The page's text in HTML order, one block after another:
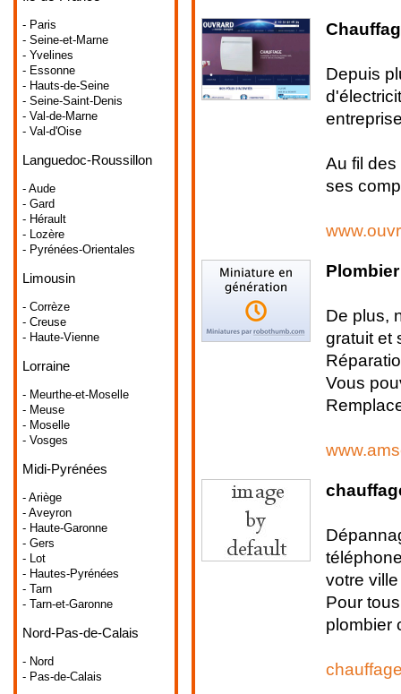
- Paris
- Seine-et-Marne
- Yvelines
- Essonne
- Hauts-de-Seine
- Seine-Saint-Denis
- Val-de-Marne
- Val-d'Oise
Languedoc-Roussillon
- Aude
- Gard
- Hérault
- Lozère
- Pyrénées-Orientales
Limousin
- Corrèze
- Creuse
- Haute-Vienne
Lorraine
- Meurthe-et-Moselle
- Meuse
- Moselle
- Vosges
Midi-Pyrénées
- Ariège
- Aveyron
- Haute-Garonne
- Gers
- Lot
- Hautes-Pyrénées
- Tarn
- Tarn-et-Garonne
Nord-Pas-de-Calais
- Nord
- Pas-de-Calais
Depuis
Au fil
ses
De plus,
gratuit et
Vous
votre
Pour
plombier